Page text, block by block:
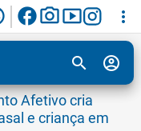
de Campinas
de tela para
3
facebookphoto_camerasmart_display more_vert
search account_circle
Afetivo cria
e criança em